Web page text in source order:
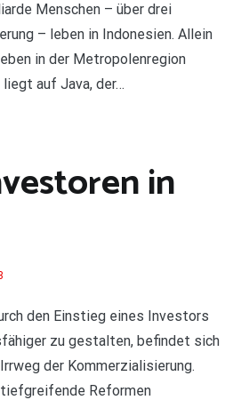
Menschen – über drei
– leben in Indonesien. Allein
in der Metropolenregion
auf Java, der…
in
den Einstieg eines Investors
zu gestalten, befindet sich
der Kommerzialisierung.
Reformen